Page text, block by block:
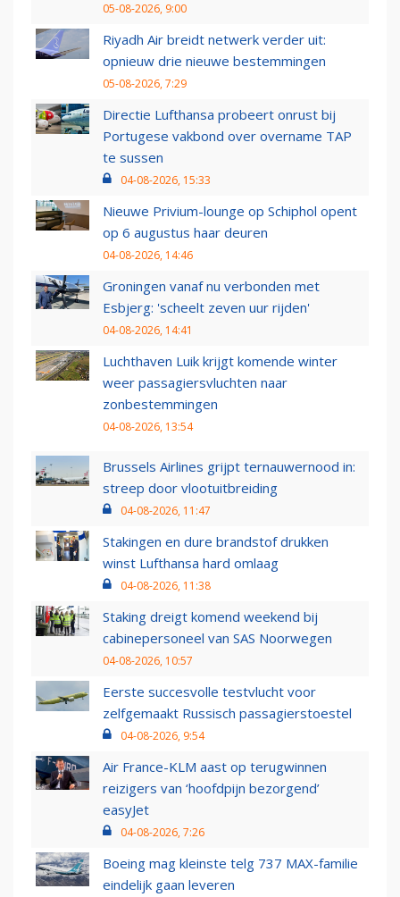
05-08-2026, 9:00
Riyadh Air breidt netwerk verder uit:
opnieuw drie nieuwe bestemmingen
05-08-2026, 7:29
Directie Lufthansa probeert onrust bij
Portugese vakbond over overname TAP
te sussen
04-08-2026, 15:33
Nieuwe Privium-lounge op Schiphol opent
op 6 augustus haar deuren
04-08-2026, 14:46
Groningen vanaf nu verbonden met
Esbjerg: 'scheelt zeven uur rijden'
04-08-2026, 14:41
Luchthaven Luik krijgt komende winter
weer passagiersvluchten naar
zonbestemmingen
04-08-2026, 13:54
Brussels Airlines grijpt ternauwernood in:
streep door vlootuitbreiding
04-08-2026, 11:47
Stakingen en dure brandstof drukken
winst Lufthansa hard omlaag
04-08-2026, 11:38
Staking dreigt komend weekend bij
cabinepersoneel van SAS Noorwegen
04-08-2026, 10:57
Eerste succesvolle testvlucht voor
zelfgemaakt Russisch passagierstoestel
04-08-2026, 9:54
Air France-KLM aast op terugwinnen
reizigers van ‘hoofdpijn bezorgend’
easyJet
04-08-2026, 7:26
Boeing mag kleinste telg 737 MAX-familie
eindelijk gaan leveren